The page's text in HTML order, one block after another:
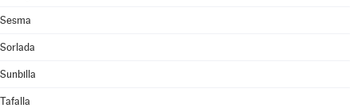
Sesma
Sorlada
Sunbilla
Tafalla